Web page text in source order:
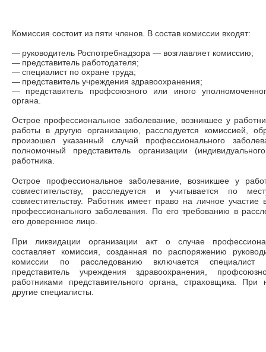
Комиссия состоит из пяти членов. В состав комиссии входят:
— руководитель Роспотребнадзора — возглавляет комиссию;
— представитель работодателя;
—специалист по охране труда;
— представитель учреждения здравоохранения;
—
представитель профсоюзного или иного
органа.
Острое профессиональное заболевание, возникшее у
работы в другую организацию, расследуется комиссией,
произошел указанный случай профессионального
полномочный представитель организации
работника.
Острое профессиональное заболевание, возникшее у
совместительству, расследуется и учитывается по
совместительству. Работник имеет право на личное участие
профессионального заболевания. По его требованию в
его доверенное лицо.
При ликвидации организации акт о случае
составляет комиссия, созданная по распоряжению
комиссии по расследованию включается специалист
представитель учреждения здравоохранения,
работниками представительного органа, страховщика. При
другие специалисты.